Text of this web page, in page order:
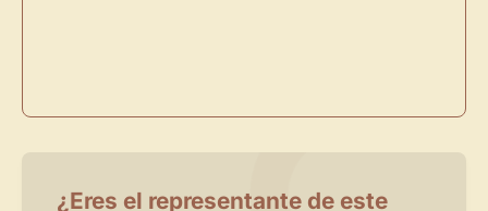
¿Eres el representante de este